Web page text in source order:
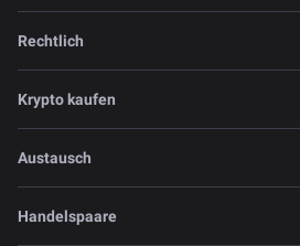
Rechtlich
Krypto kaufen
Austausch
Handelspaare